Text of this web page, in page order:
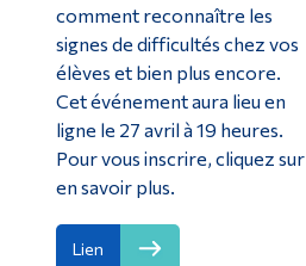
comment reconnaître les
signes de difficultés chez vos
élèves et bien plus encore.
Cet événement aura lieu en
ligne le 27 avril à 19 heures.
Pour vous inscrire, cliquez sur
en savoir plus.
Lien